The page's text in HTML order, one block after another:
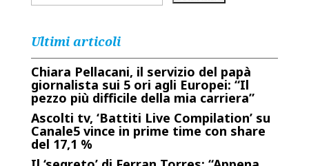
Ultimi articoli
Chiara Pellacani, il servizio del papà
giornalista sui 5 ori agli Europei: “Il
pezzo più difficile della mia carriera”
Ascolti tv, ‘Battiti Live Compilation’ su
Canale5 vince in prime time con share
del 17,1 %